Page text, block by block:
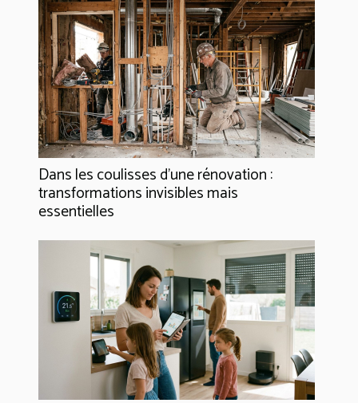
Dans les coulisses d'une rénovation :
transformations invisibles mais
essentielles